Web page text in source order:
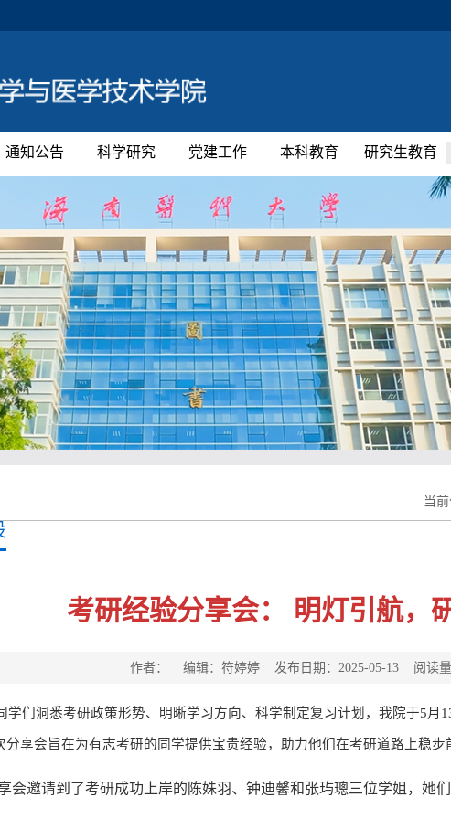
通知公告 科学研究 党建工作 本科教育 研究生教育
当
考研经验分享会： 明灯引航，
作者： 编辑：符婷婷 发布日期：2025-05-13 阅读量
学们洞悉考研政策形势、明晰学习方向、科学制定复习计划，我院于5月
分享会旨在为有志考研的同学提供宝贵经验，助力他们在考研道路上稳步
会邀请到了考研成功上岸的陈姝羽、钟迪馨和张玙璁三位学姐，她